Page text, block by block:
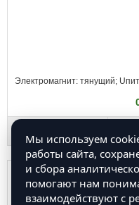
Электромагнит: тянущий;
Мы используем
работы сайта,
и сбора
помогают нам
взаимодействуют с